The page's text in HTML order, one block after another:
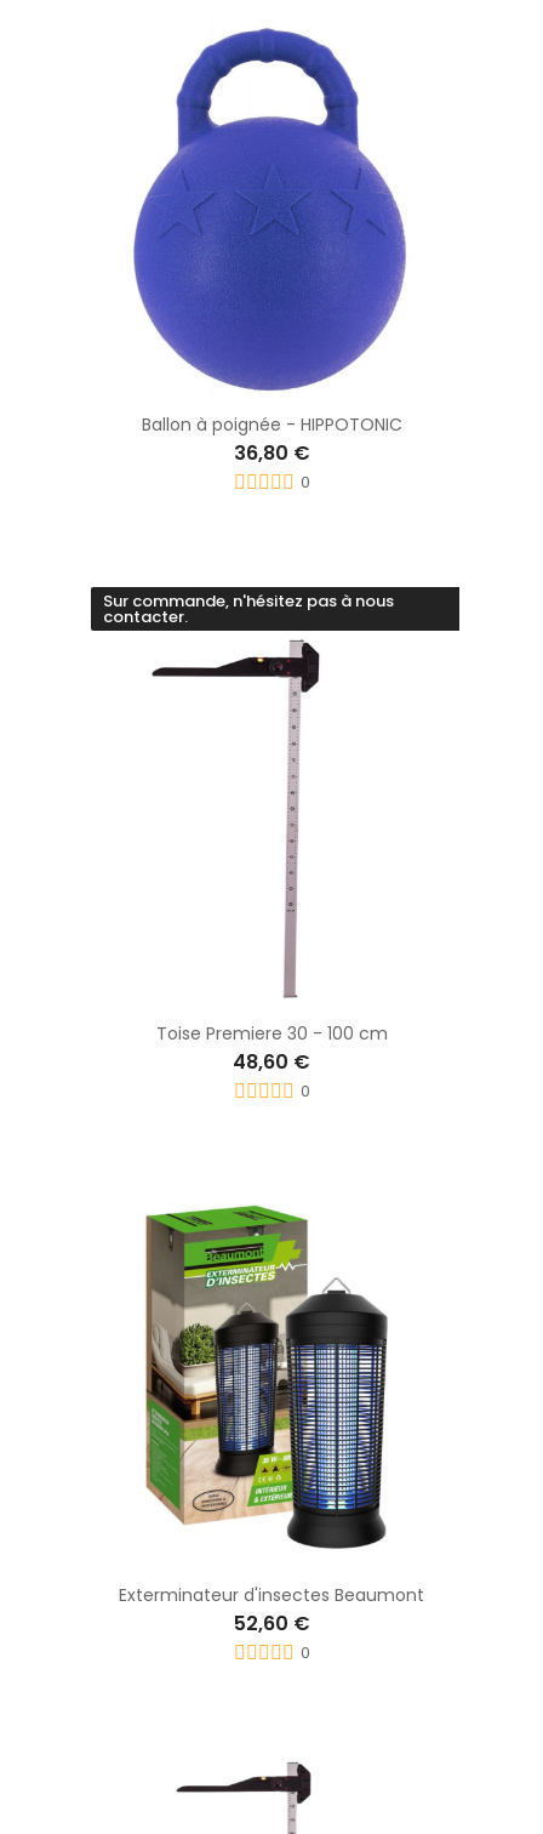
Ballon à poignée - HIPPOTONIC
36,80 €
0
Sur commande, n'hésitez pas à nous
contacter.
Toise Premiere 30 - 100 cm
48,60 €
0
Exterminateur d'insectes Beaumont
52,60 €
0